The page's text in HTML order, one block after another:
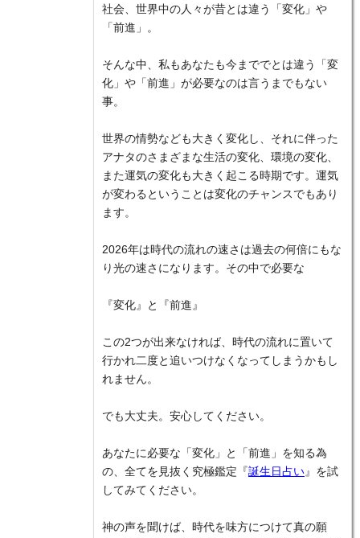
社会、世界中の人々が昔とは違う「変化」や
「前進」。
そんな中、私もあなたも今まででとは違う「変
化」や「前進」が必要なのは言うまでもない
事。
世界の情勢なども大きく変化し、それに伴った
アナタのさまざまな生活の変化、環境の変化、
また運気の変化も大きく起こる時期です。運気
が変わるということは変化のチャンスでもあり
ます。
2026年は時代の流れの速さは過去の何倍にもな
り光の速さになります。その中で必要な
『変化』と『前進』
この2つが出来なければ、時代の流れに置いて
行かれ二度と追いつけなくなってしまうかもし
れません。
でも大丈夫。安心してください。
あなたに必要な「変化」と「前進」を知る為
の、全てを見抜く究極鑑定『誕生日占い 』を試
してみてください。
神の声を聞けば、時代を味方につけて真の願